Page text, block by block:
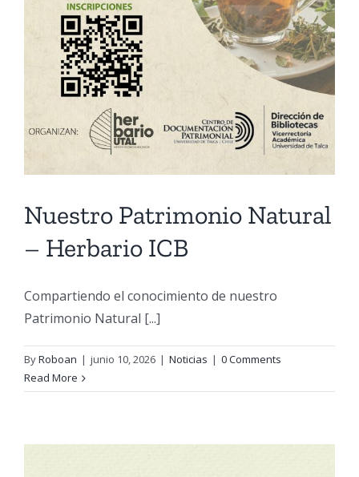
Nuestro Patrimonio Natural
– Herbario ICB
Compartiendo el conocimiento de nuestro
Patrimonio Natural [...]
ByRoboan | junio 10, 2026 | Noticias | 0 Comments
Read More